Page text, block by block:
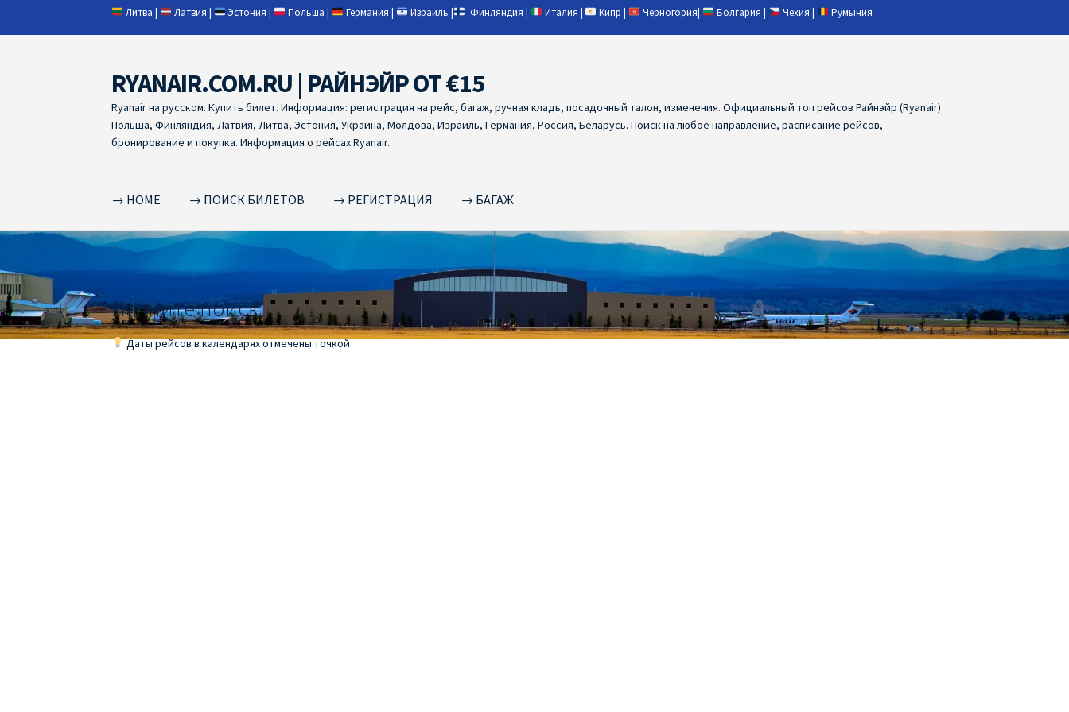
Литва | Латвия | Эстония | Польша | Германия | Израиль | Финляндия | Италия | Кипр | Черногория| Болгария | Чехия | Румыния
Skip
to
navigation
Skip
to
content
RYANAIR.COM.RU | РАЙНЭЙР ОТ €15
Ryanair на русском. Купить билет. Информация: регистрация на рейс, багаж, ручная кладь, посадочный талон, изменения. Официальный топ рейсов Райнэйр (Ryanair)
Польша, Финляндия, Латвия, Литва, Эстония, Украина, Молдова, Израиль, Германия, Россия, Беларусь. Поиск на любое направление, расписание рейсов,
бронирование и покупка. Информация о рейсах Ryanair.
→ HOME → ПОИСК БИЛЕТОВ → РЕГИСТРАЦИЯ → БАГАЖ
HomeRYANAIR | ПОИСК АВИАБИЛЕТОВ Ryanair ГерманияRyanair ГрецияRyanair дешевые авиабилеты
RYANAIR ДОБАВИТЬ БАГАЖRyanair зміниRyanair из ВаршавыRyanair из Вильнюса Ryanair из КаунасаRyanair из ЛаппеенрантыRyanair из Лондона
RYANAIR ИЗ РИГИRyanair из СтокгольмаRYANAIR ИЗ ТАЛЛИНАRyanair из ТампереRYANAIR ИЗ ЧЕХИИ | ПРАГА, ОСТРАВА, ПАРДУБИЦЕ, БРНО
Начните поиск
Даты рейсов в календарях отмечены точкой